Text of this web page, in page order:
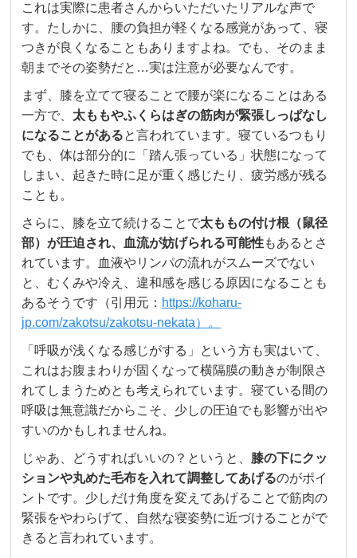
これは実際に患者さんからいただいたリアルな声で
す。たしかに、腰の負担が軽くなる感覚があって、寝
つきが良くなることもありますよね。でも、そのまま
朝までその姿勢だと…実は注意が必要なんです。
まず、膝を立てて寝ることで腰が楽になることはある
一方で、 太ももやふくらはぎの筋肉が緊張しっぱなし
になることがあると言われています。寝ているつもり
でも、体は部分的に「踏ん張っている」状態になって
しまい、起きた時に足が重く感じたり、疲労感が残る
ことも。
さらに、膝を立て続けることで太ももの付け根（鼠径
部）が圧迫され、血流が妨げられる可能性もあるとさ
れています。血液やリンパの流れがスムーズでない
と、むくみや冷え、違和感を感じる原因になることも
あるそうです（引用元： https://koharu-
jp.com/zakotsu/zakotsu-nekata）。
「呼吸が浅くなる感じがする」という方も実はいて、
これはお腹まわりが固くなって横隔膜の動きが制限さ
れてしまうためとも考えられています。寝ている間の
呼吸は無意識だからこそ、少しの圧迫でも影響が出や
すいのかもしれませんね。
じゃあ、どうすればいいの？というと、 膝の下にクッ
ションや丸めた毛布を入れて調整してあげるのがポイ
ントです。少しだけ角度を変えてあげることで筋肉の
緊張をやわらげて、自然な寝姿勢に近づけることがで
きると言われています。